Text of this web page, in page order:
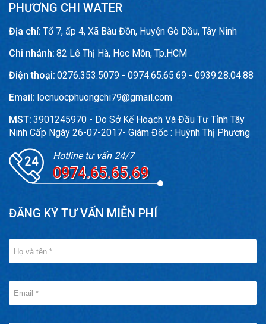
PHƯƠNG CHI WATER
Địa chỉ: Tổ 7, ấp 4, Xã Bàu Đồn, Huyện Gò Dầu, Tây Ninh
Chi nhánh: 82 Lê Thị Hà, Hoc Môn, Tp.HCM
Điện thoại: 0276.353.5079 - 0974.65.65.69 - 0939.28.04.88
Email: locnuocphuongchi79@gmail.com
MST: 3901245970 - Do Sở Kế Hoạch Và Đầu Tư Tỉnh Tây
Ninh Cấp Ngày 26-07-2017- Giám Đốc : Huỳnh Thị Phương
Hotline tư vấn 24/7
0974.65.65.69
ĐĂNG KÝ TƯ VẤN MIỄN PHÍ